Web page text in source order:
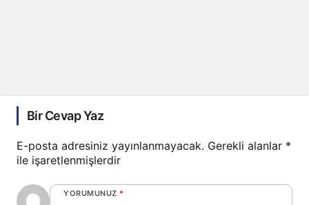
Bir Cevap Yaz
E-posta adresiniz yayınlanmayacak. Gerekli alanlar *
ile işaretlenmişlerdir
YORUMUNUZ *